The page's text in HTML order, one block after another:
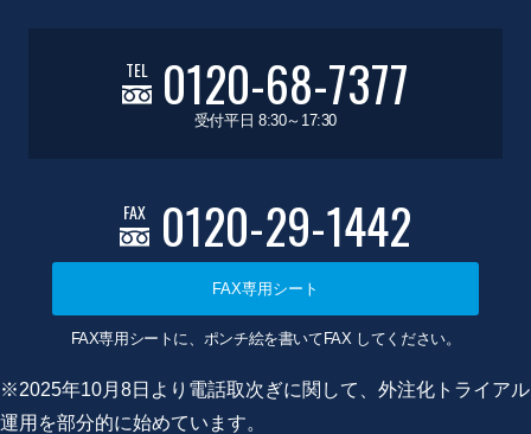
TEL 0120-68-7377
受付平日 8:30～17:30
FAX 0120-29-1442
FAX専用シート
FAX専用シートに、ポンチ絵を書いてFAX してください。
※2025年10月8日より電話取次ぎに関して、外注化トライアル
運用を部分的に始めています。